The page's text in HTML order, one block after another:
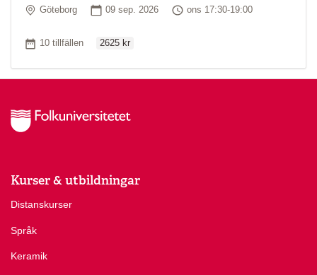
Plats
Göteborg Startdatum
09 sep. 2026 Tid
ons 17:30-19:00
Antal tillfällen
10 tillfällen 2625 kr
Kurser & utbildningar
Distanskurser
Språk
Keramik